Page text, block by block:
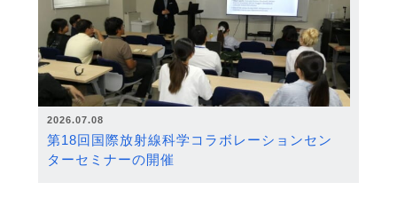
2026.07.08
第18回国際放射線科学コラボレーションセン
ターセミナーの開催